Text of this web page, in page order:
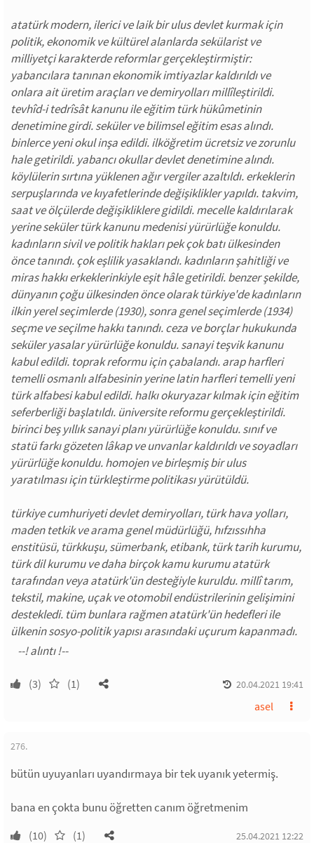
atatürk modern, ilerici ve laik bir ulus devlet kurmak için
politik, ekonomik ve kültürel alanlarda sekülarist ve
milliyetçi karakterde reformlar gerçekleştirmiştir:
yabancılara tanınan ekonomik imtiyazlar kaldırıldı ve
onlara ait üretim araçları ve demiryolları millîleştirildi.
tevhîd-i tedrîsât kanunu ile eğitim türk hükûmetinin
denetimine girdi. seküler ve bilimsel eğitim esas alındı.
binlerce yeni okul inşa edildi. ilköğretim ücretsiz ve zorunlu
hale getirildi. yabancı okullar devlet denetimine alındı.
köylülerin sırtına yüklenen ağır vergiler azaltıldı. erkeklerin
serpuşlarında ve kıyafetlerinde değişiklikler yapıldı. takvim,
saat ve ölçülerde değişikliklere gidildi. mecelle kaldırılarak
yerine seküler türk kanunu medenisi yürürlüğe konuldu.
kadınların sivil ve politik hakları pek çok batı ülkesinden
önce tanındı. çok eşlilik yasaklandı. kadınların şahitliği ve
miras hakkı erkeklerinkiyle eşit hâle getirildi. benzer şekilde,
dünyanın çoğu ülkesinden önce olarak türkiye'de kadınların
ilkin yerel seçimlerde (1930), sonra genel seçimlerde (1934)
seçme ve seçilme hakkı tanındı. ceza ve borçlar hukukunda
seküler yasalar yürürlüğe konuldu. sanayi teşvik kanunu
kabul edildi. toprak reformu için çabalandı. arap harfleri
temelli osmanlı alfabesinin yerine latin harfleri temelli yeni
türk alfabesi kabul edildi. halkı okuryazar kılmak için eğitim
seferberliği başlatıldı. üniversite reformu gerçekleştirildi.
birinci beş yıllık sanayi planı yürürlüğe konuldu. sınıf ve
statü farkı gözeten lâkap ve unvanlar kaldırıldı ve soyadları
yürürlüğe konuldu. homojen ve birleşmiş bir ulus
yaratılması için türkleştirme politikası yürütüldü.
türkiye cumhuriyeti devlet demiryolları, türk hava yolları,
maden tetkik ve arama genel müdürlüğü, hıfzıssıhha
enstitüsü, türkkuşu, sümerbank, etibank, türk tarih kurumu,
türk dil kurumu ve daha birçok kamu kurumu atatürk
tarafından veya atatürk'ün desteğiyle kuruldu. millî tarım,
tekstil, makine, uçak ve otomobil endüstrilerinin gelişimini
destekledi. tüm bunlara rağmen atatürk'ün hedefleri ile
ülkenin sosyo-politik yapısı arasındaki uçurum kapanmadı.
(3) (1) 20.04.2021 19:41
asel
276.
bütün uyuyanları uyandırmaya bir tek uyanık yetermiş.
bana en çokta bunu öğretten canım öğretmenim
(10) (1) 25.04.2021 12:22